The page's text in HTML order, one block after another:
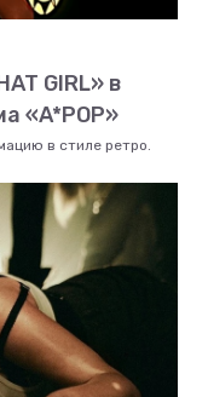
GIRL» в
«A*POP»
в стиле ретро.